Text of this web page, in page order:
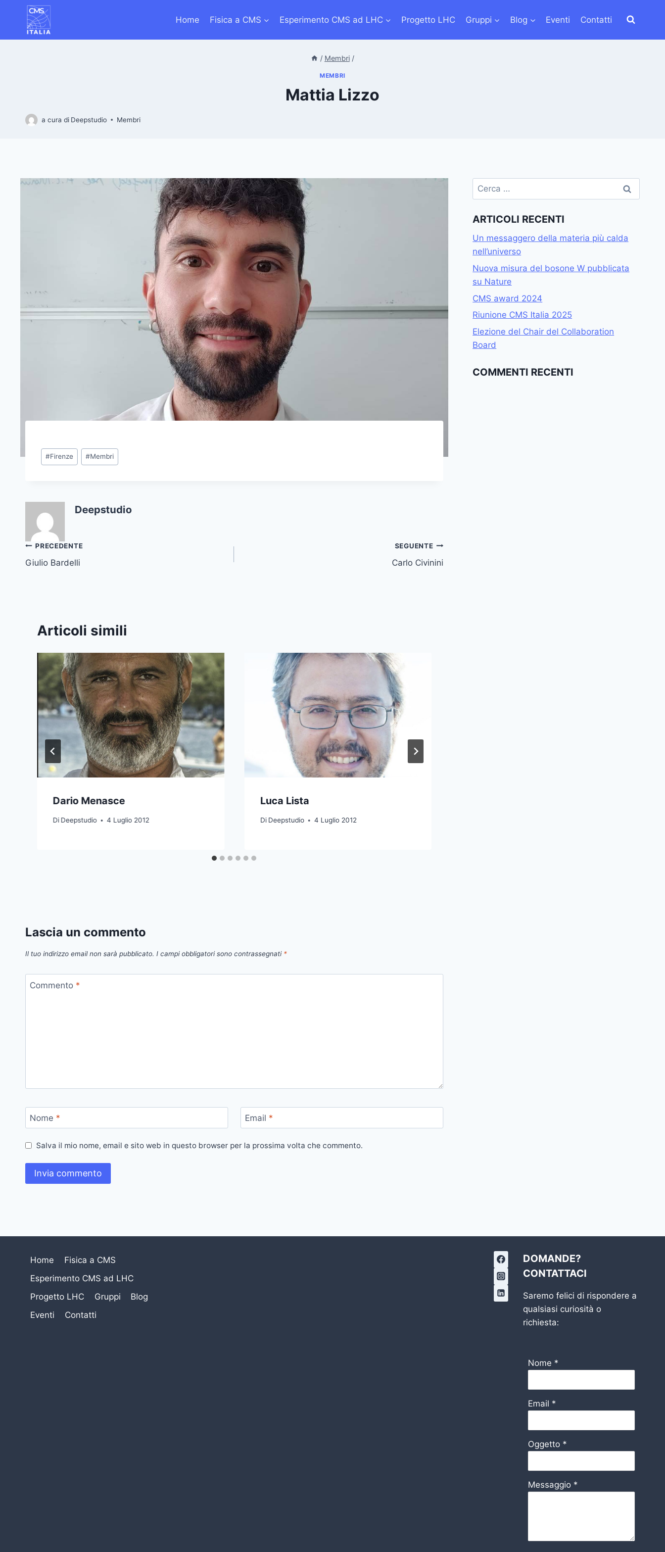
contenuto
Home Fisica a CMS Esperimento CMS ad LHC Progetto LHC Gruppi Blog Eventi Contatti
/ Membri /
MEMBRI
Mattia Lizzo
a cura di Deepstudio Membri
Tag
articolo:
#Firenze #Membri
Deepstudio
Navigazione
articoli
PRECEDENTE
Giulio Bardelli
SEGUENTE
Carlo Civinini
Articoli simili
Dario Menasce
DiDeepstudio 4 Luglio 2012
Luca Lista
Di Deepstudio 4 Luglio 2012
Lascia un commento
Il tuo indirizzo email non sarà pubblicato. I campi obbligatori sono contrassegnati *
Commento *
Nome * Email *
Salva il mio nome, email e sito web in questo browser per la prossima volta che commento.
Ricerca
per:
ARTICOLI RECENTI
Un messaggero della materia più calda
nell’universo
Nuova misura del bosone W pubblicata
su Nature
CMS award 2024
Riunione CMS Italia 2025
Elezione del Chair del Collaboration
Board
COMMENTI RECENTI
Home
Fisica a CMS
Esperimento CMS ad LHC
Progetto LHC
Gruppi
Blog
Eventi
Contatti
DOMANDE?
CONTATTACI
Saremo felici di rispondere a
qualsiasi curiosità o
richiesta:
Nome *
Email *
Oggetto *
Messaggio *